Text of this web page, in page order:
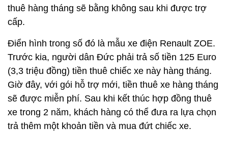
thuê hàng tháng sẽ bằng không sau khi được trợ
cấp.
Điển hình trong số đó là mẫu xe điện Renault ZOE.
Trước kia, người dân Đức phải trả số tiền 125 Euro
(3,3 triệu đồng) tiền thuê chiếc xe này hàng tháng.
Giờ đây, với gói hỗ trợ mới, tiền thuê xe hàng tháng
sẽ được miễn phí. Sau khi kết thúc hợp đồng thuê
xe trong 2 năm, khách hàng có thể đưa ra lựa chọn
trả thêm một khoản tiền và mua đứt chiếc xe.